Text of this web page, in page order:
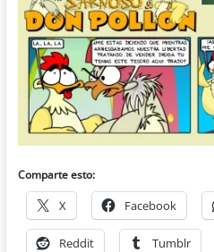
Comparte esto:
X Facebook
Reddit Tumblr